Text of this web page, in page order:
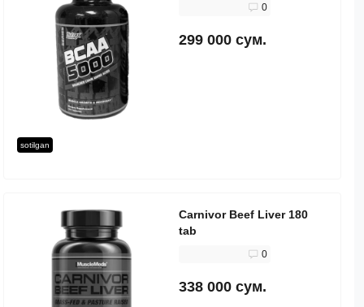
sotilgan
0
299 000 сум.
Carnivor Beef Liver 180
tab
0
338 000 сум.